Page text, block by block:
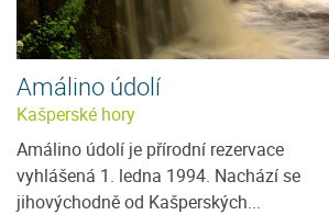
Amálino údolí
Kašperské hory
Amálino údolí je přírodní rezervace
vyhlášená 1. ledna 1994. Nachází se
jihovýchodně od Kašperských...